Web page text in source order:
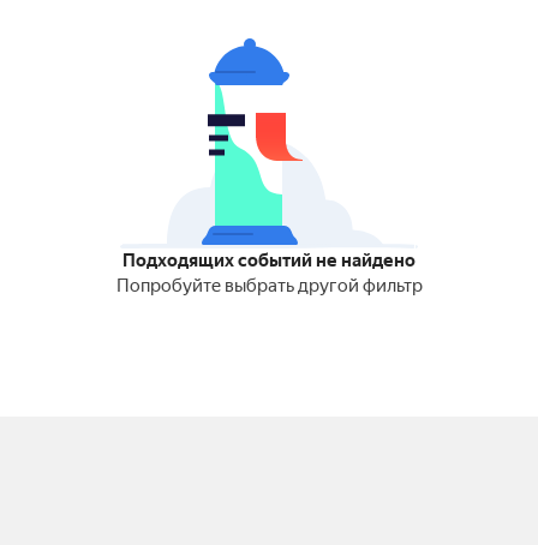
Подходящих событий не найдено
Попробуйте выбрать другой фильтр